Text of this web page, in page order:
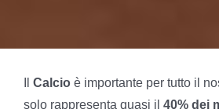
Calcioè importante per tutto il
solo rappresenta quasi il 40% dei